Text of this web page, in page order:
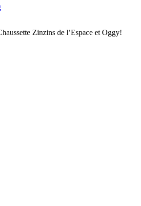
Zinzins de l’Espace et Oggy!